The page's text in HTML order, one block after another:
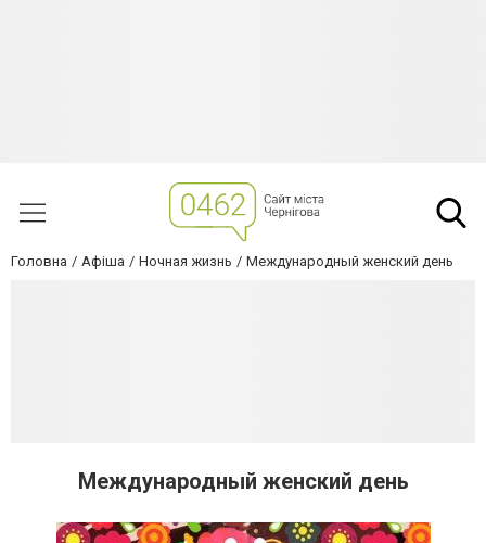
Головна Афіша Ночная жизнь Международный женский день
Международный женский день